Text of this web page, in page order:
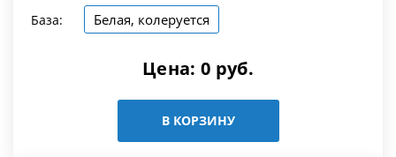
База: Белая, колеруется
Цена: 0 руб.
В КОРЗИНУ